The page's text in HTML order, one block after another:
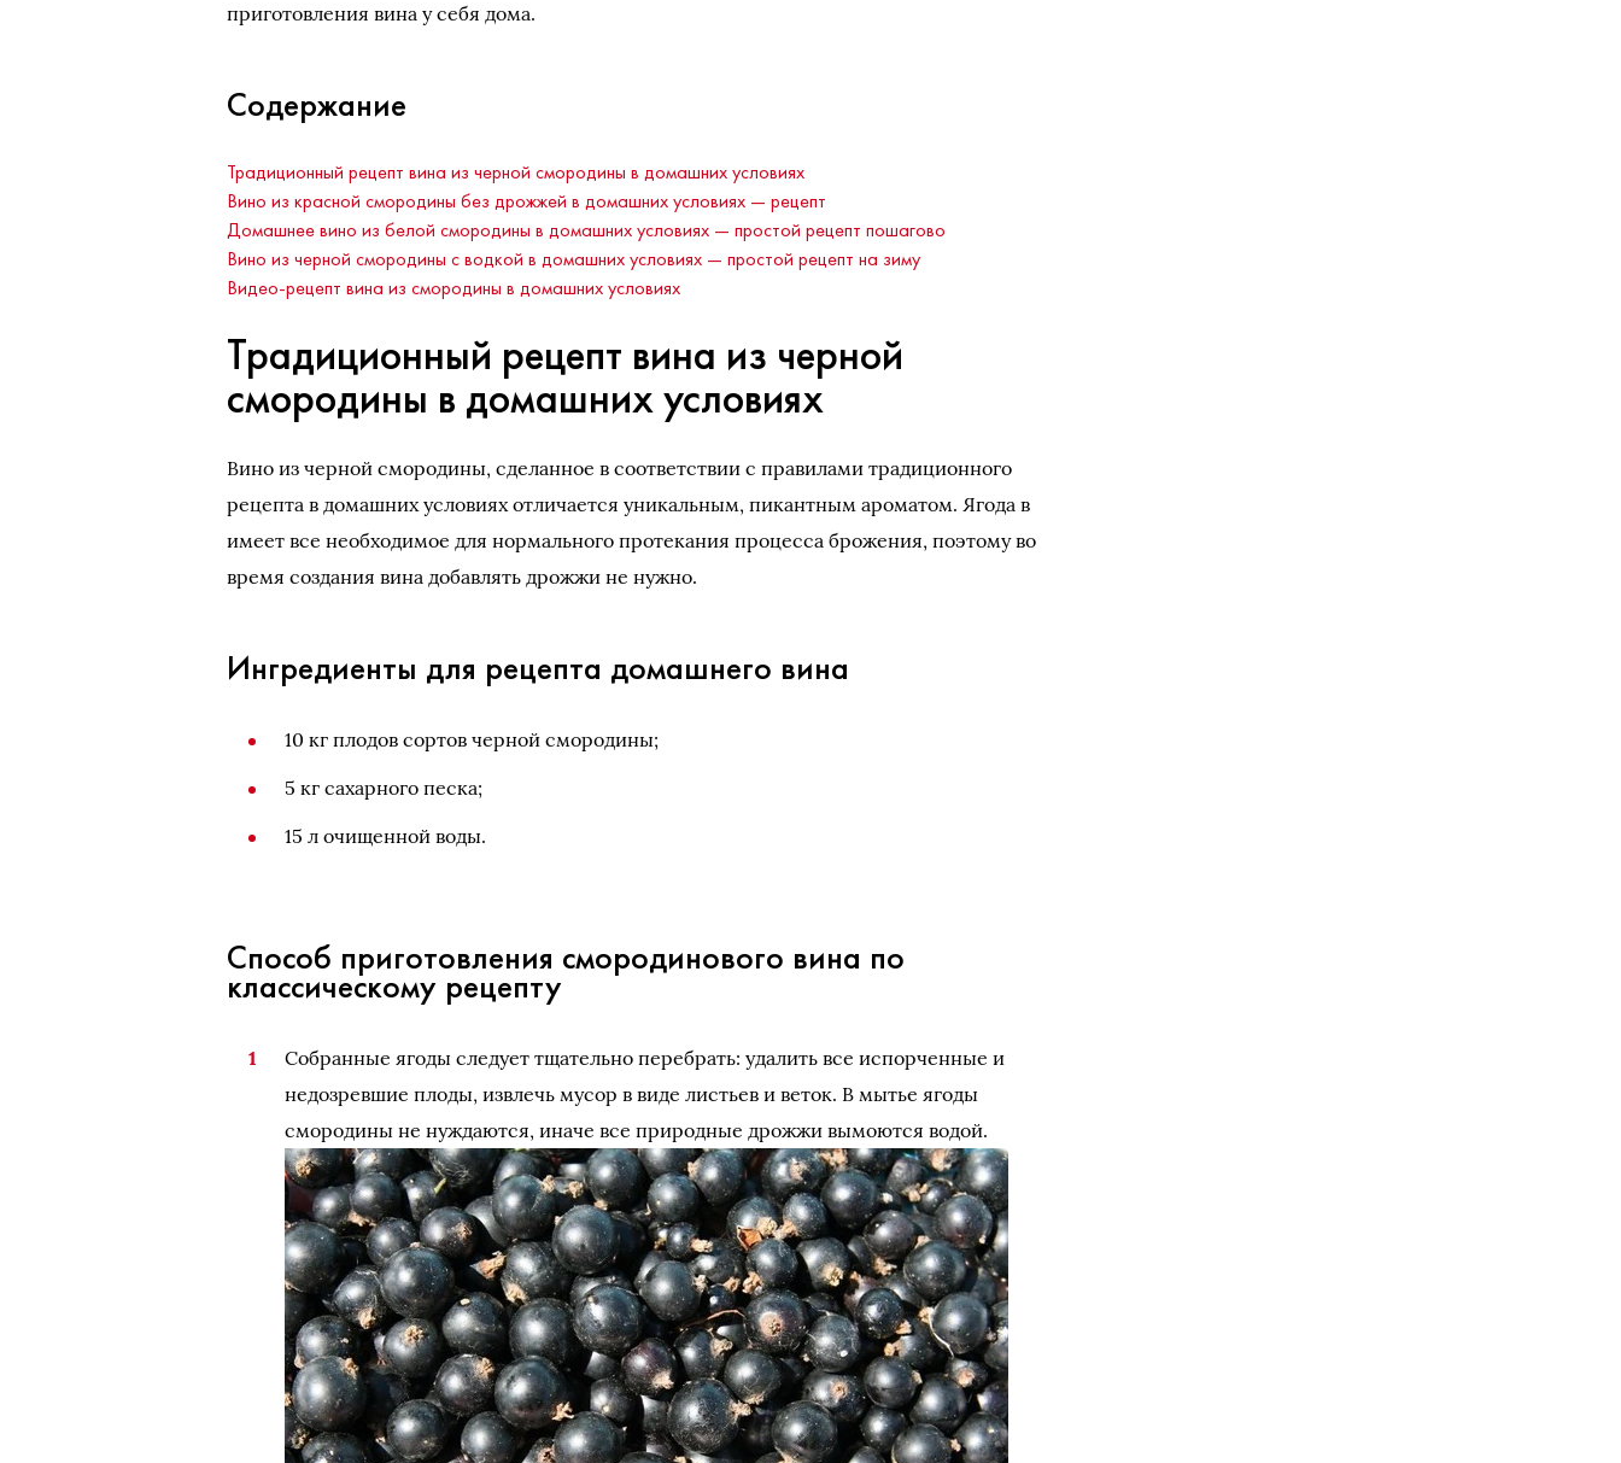
приготовления вина у себя дома.
Содержание
Традиционный рецепт вина из черной смородины в домашних условиях
Вино из красной смородины без дрожжей в домашних условиях — рецепт
Домашнее вино из белой смородины в домашних условиях — простой рецепт пошагово
Вино из черной смородины с водкой в домашних условиях — простой рецепт на зиму
Видео-рецепт вина из смородины в домашних условиях
Традиционный рецепт вина из черной
смородины в домашних условиях
Вино из черной смородины, сделанное в соответствии с правилами традиционного
рецепта в домашних условиях отличается уникальным, пикантным ароматом. Ягода в
имеет все необходимое для нормального протекания процесса брожения, поэтому во
время создания вина добавлять дрожжи не нужно.
Ингредиенты для рецепта домашнего вина
10 кг плодов сортов черной смородины;
5 кг сахарного песка;
15 л очищенной воды.
Способ приготовления смородинового вина по
классическому рецепту
Собранные ягоды следует тщательно перебрать: удалить все испорченные и
недозревшие плоды, извлечь мусор в виде листьев и веток. В мытье ягоды
смородины не нуждаются, иначе все природные дрожжи вымоются водой.